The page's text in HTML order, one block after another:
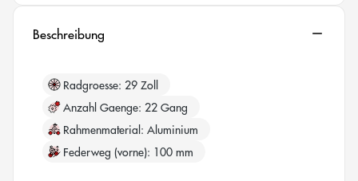
Beschreibung
Radgroesse 29 Zoll
Anzahl Gaenge 22 Gang
Rahmenmaterial Aluminium
Federweg (vorne) 100 mm